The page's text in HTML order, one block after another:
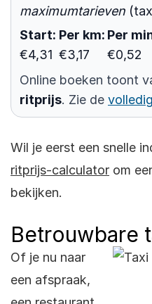
maximumtarieven
Start:
€4,31
Per km:
€3,17
Per
€0,52
Online boeken toont
ritprijs. Zie de
Wil je eerst een snelle
ritprijs-calculator om
bekijken.
Betrouwbare
Of je nu naar
een afspraak,